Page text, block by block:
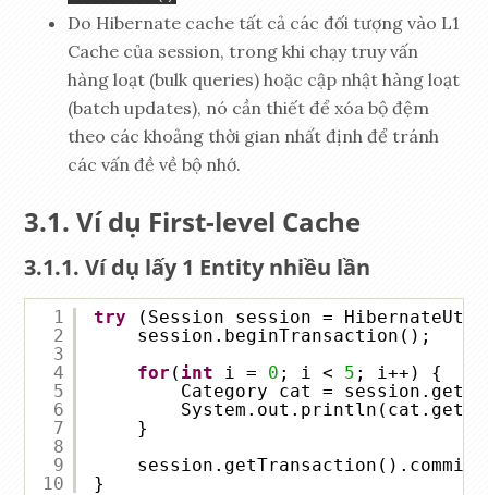
Do Hibernate cache tất cả các đối tượng vào L1
Cache của session, trong khi chạy truy vấn
hàng loạt (bulk queries) hoặc cập nhật hàng loạt
(batch updates), nó cần thiết để xóa bộ đệm
theo các khoảng thời gian nhất định để tránh
các vấn đề về bộ nhớ.
Ví dụ First-level Cache
Ví dụ lấy 1 Entity nhiều lần
1
2
3
4
5
6
7
8
9
10
try
(Session session =
session.beginTransaction();
for ( int i = 0 ; i < 5 ; i++) {
Category cat =
}
}